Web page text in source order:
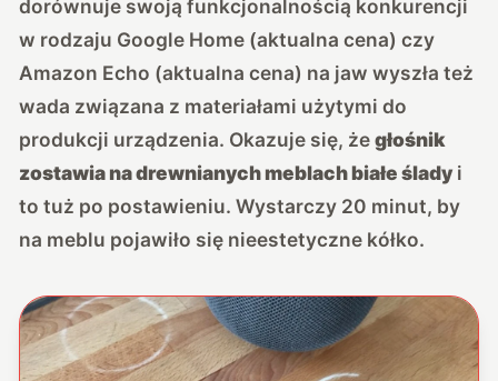
dorównuje swoją funkcjonalnością konkurencji
w rodzaju Google Home (aktualna cena) czy
Amazon Echo (aktualna cena) na jaw wyszła też
wada związana z materiałami użytymi do
produkcji urządzenia. Okazuje się, żegłośnik
zostawia na drewnianych meblach białe ślady i
to tuż po postawieniu. Wystarczy 20 minut, by
na meblu pojawiło się nieestetyczne kółko.